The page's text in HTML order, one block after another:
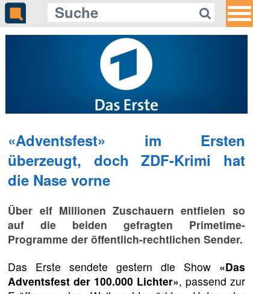
«Adventsfest» im Ersten
überzeugt, doch ZDF-Krimi hat
die Nase vorne
Über elf Millionen Zuschauern entfielen so
auf die beiden gefragten Primetime-
Programme der öffentlich-rechtlichen Sender.
Das Erste sendete gestern die Show «Das
Adventsfest der 100.000 Lichter», passend zur